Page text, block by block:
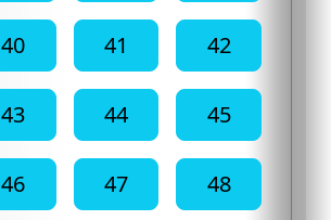
40 41 42
43 44 45
46 47 48